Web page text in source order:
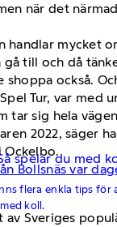
spelar du med
flera enkla tips för
koll.
när det
mycket
till och då
också.
Tur, var med
tar sig hela
2022, säger
Bollsnäs var
Sveriges